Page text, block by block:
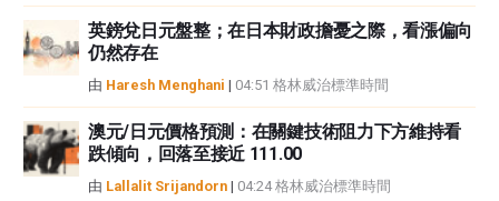
英鎊兌日元盤整；在日本財政擔憂之際，看漲偏向
仍然存在
由 Haresh Menghani | 04:51 格林威治標準時間
澳元/日元價格預測：在關鍵技術阻力下方維持看
跌傾向，回落至接近 111.00
由 Lallalit Srijandorn | 04:24 格林威治標準時間